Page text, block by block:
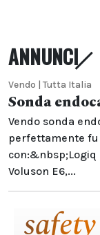
ANNUNCI
Vendo | Tutta Italia
Sonda
Vendo sonda
perfettamente
con:&nbsp;Logiq
Voluson E6,...